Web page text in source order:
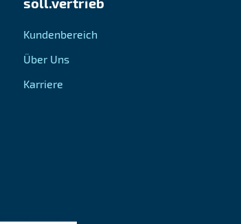
Kundenbereich
Über Uns
Karriere